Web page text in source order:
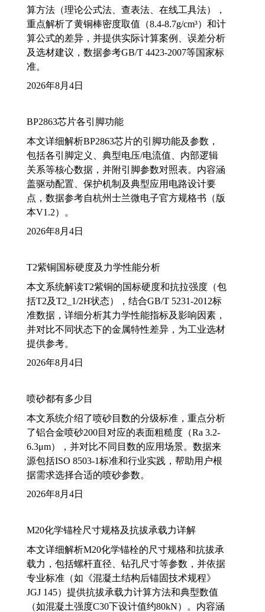
算方法（理论公式法、查表法、在线工具法），
重点解析了黄铜棒密度取值（8.4-8.7g/cm³）和计
算公式的差异，并提供实际计算案例、误差分析
及选材建议，数据参考GB/T 4423-2007等国家标
准。
2026年8月4日
BP2863芯片各引脚功能
本文详细解析BP2863芯片的引脚功能及参数，
包括各引脚定义、典型电压/电流值、内部逻辑
关系等核心数据，并附引脚参数对照表。内容涵
盖驱动配置、保护机制及典型应用电路设计要
点，数据参考自杭州士兰微电子官方规格书（版
本V1.2）。
2026年8月4日
T2紫铜国标硬度及力学性能分析
本文系统解读T2紫铜的国标硬度和抗拉强度（包
括T2及T2_1/2H状态），结合GB/T 5231-2012标
准数据，详细分析其力学性能指标及影响因素，
并对比不同状态下的金属特性差异，为工业选材
提供参考。
2026年8月4日
喷砂都有多少目
本文系统介绍了喷砂目数的分级标准，重点分析
了铝合金喷砂200目对应的表面粗糙度（Ra 3.2-
6.3μm），并对比不同目数的应用场景。数据来
源包括ISO 8503-1标准和行业实践，帮助用户根
据需求选择合适的喷砂参数。
2026年8月4日
M20化学锚栓尺寸规格及抗拔承载力详解
本文详细解析M20化学锚栓的尺寸规格和抗拔承
载力，包括螺杆直径、钻孔尺寸等参数，并依据
专业标准（如《混凝土结构后锚固技术规程》
JGJ 145）提供抗拔承载力计算方法和典型数值
（如混凝土强度C30下设计值约80kN）。内容涵